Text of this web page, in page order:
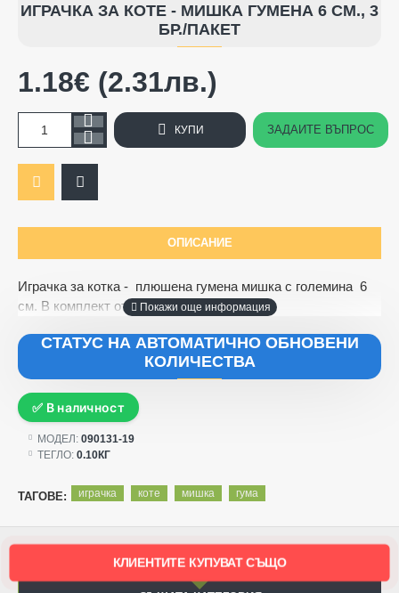
ИГРАЧКА ЗА КОТЕ - МИШКА ГУМЕНА 6 СМ., 3
БР./ПАКЕТ
ОПИСАНИЕ
Играчка за котка - плюшена гумена мишка с големина 6
см. В комплект от 3 бр.
СТАТУС НА АВТОМАТИЧНО ОБНОВЕНИ
КОЛИЧЕСТВА
✅ В наличност
МОДЕЛ: 090131-19
ТЕГЛО: 0.10КГ
1.18€ (2.31лв.)
КУПИ ЗАДАЙТЕ ВЪПРОС
ТАГОВЕ: играчка коте мишка гума
КЛИЕНТИТЕ КУПУВАТ СЪЩО